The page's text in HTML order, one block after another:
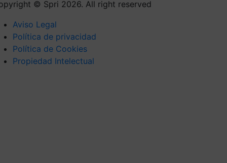
© Spri 2026. All right reserved
Aviso Legal
Política de privacidad
Política de Cookies
Propiedad Intelectual